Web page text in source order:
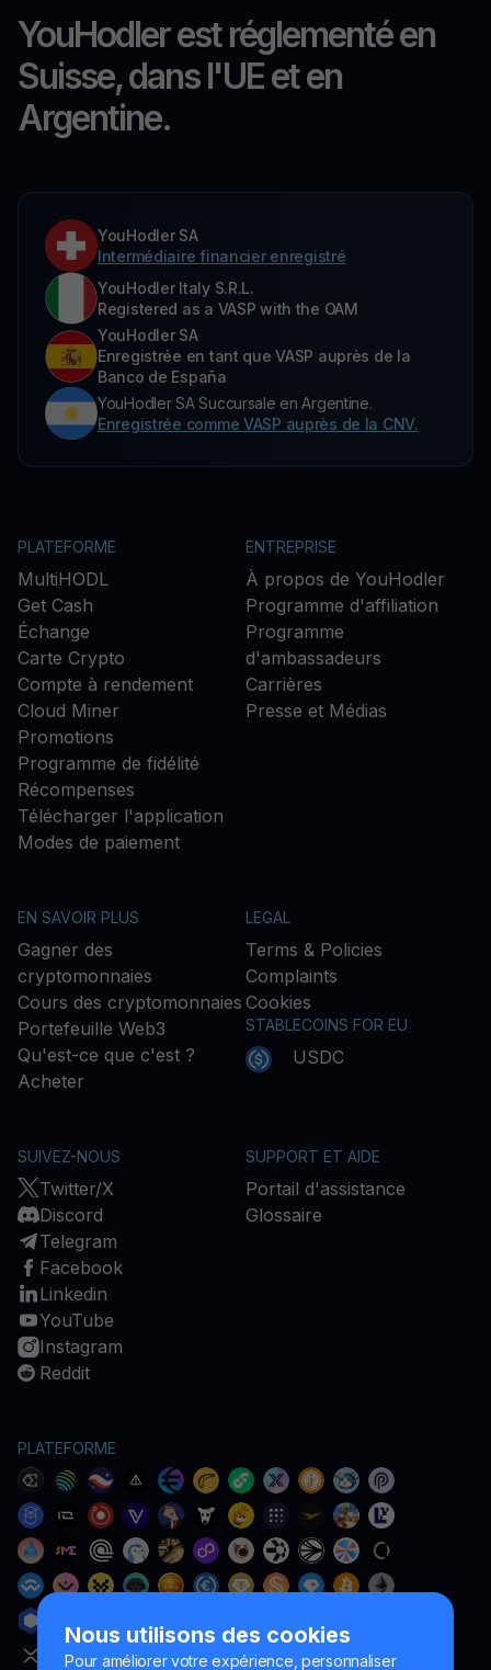
Nous utilisons des cookies
Pour améliorer votre expérience, personnaliser
YouHodler est réglementé en
Suisse, dans l'UE et en
Argentine.
YouHodler SA
Intermédiaire financier enregistré
YouHodler Italy S.R.L.
Registered as a VASP with the OAM
YouHodler SA
Enregistrée en tant que VASP auprès de la
Banco de España
YouHodler SA Succursale en Argentine.
Enregistrée comme VASP auprès de la CNV.
PLATEFORME
MultiHODL
Get Cash
Échange
Carte Crypto
Compte à rendement
Cloud Miner
Promotions
Programme de fidélité
Récompenses
Télécharger l'application
Modes de paiement
ENTREPRISE
À propos de YouHodler
Programme d'affiliation
Programme
d'ambassadeurs
Carrières
Presse et Médias
EN SAVOIR PLUS
Gagner des
cryptomonnaies
Cours des cryptomonnaies
Portefeuille Web3
Qu'est-ce que c'est ?
Acheter
LEGAL
Terms & Policies
Complaints
Cookies
STABLECOINS FOR EU
USDC
SUIVEZ-NOUS
Twitter/X
Discord
Telegram
Facebook
Linkedin
YouTube
Instagram
Reddit
SUPPORT ET AIDE
Portail d'assistance
Glossaire
PLATEFORME